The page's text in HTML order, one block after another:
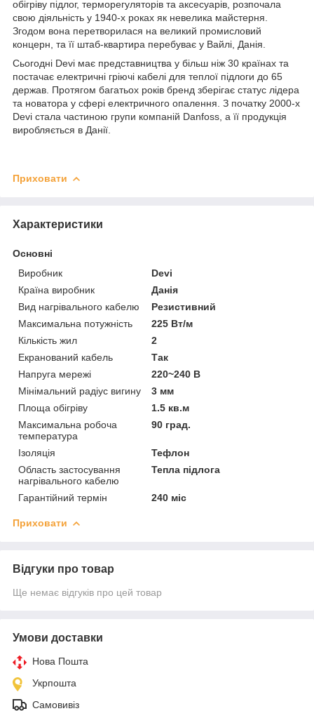
обігріву підлог, терморегуляторів та аксесуарів, розпочала
свою діяльність у 1940-х роках як невелика майстерня.
Згодом вона перетворилася на великий промисловий
концерн, та її штаб-квартира перебуває у Вайлі, Данія.
Сьогодні Devi має представництва у більш ніж 30 країнах та
постачає електричні гріючі кабелі для теплої підлоги до 65
держав. Протягом багатьох років бренд зберігає статус лідера
та новатора у сфері електричного опалення. З початку 2000-х
Devi стала частиною групи компаній Danfoss, а її продукція
виробляється в Данії.
Приховати
Характеристики
Основні
Виробник
Devi
Країна виробник
Данія
Вид нагрівального кабелю
Резистивний
Максимальна потужність
225 Вт/м
Кількість жил
2
Екранований кабель
Так
Напруга мережі
220~240 В
Мінімальний радіус вигину
3 мм
Площа обігріву
1.5 кв.м
Максимальна робоча
температура
90 град.
Ізоляція
Тефлон
Область застосування
нагрівального кабелю
Тепла підлога
Гарантійний термін 240 міс
Приховати
Відгуки про товар
Ще немає відгуків про цей товар
Умови доставки
Нова Пошта
Укрпошта
Самовивіз